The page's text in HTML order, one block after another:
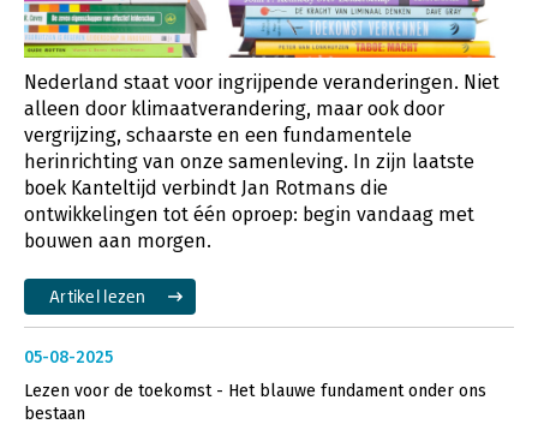
Nederland staat voor ingrijpende veranderingen. Niet
alleen door klimaatverandering, maar ook door
vergrijzing, schaarste en een fundamentele
herinrichting van onze samenleving. In zijn laatste
boek Kanteltijd verbindt Jan Rotmans die
ontwikkelingen tot één oproep: begin vandaag met
bouwen aan morgen.
Artikel lezen
05-08-2025
Lezen voor de toekomst - Het blauwe fundament onder ons
bestaan